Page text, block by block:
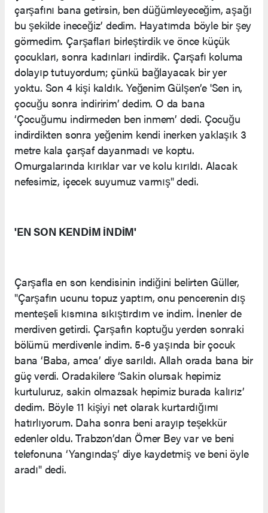
çarşafını bana getirsin, ben düğümleyeceğim, aşağı
bu şekilde ineceğiz’ dedim. Hayatımda böyle bir şey
görmedim. Çarşafları birleştirdik ve önce küçük
çocukları, sonra kadınları indirdik. Çarşafı koluma
dolayıp tutuyordum; çünkü bağlayacak bir yer
yoktu. Son 4 kişi kaldık. Yeğenim Gülşen’e 'Sen in,
çocuğu sonra indiririm’ dedim. O da bana
‘Çocuğumu indirmeden ben inmem’ dedi. Çocuğu
indirdikten sonra yeğenim kendi inerken yaklaşık 3
metre kala çarşaf dayanmadı ve koptu.
Omurgalarında kırıklar var ve kolu kırıldı. Alacak
nefesimiz, içecek suyumuz varmış" dedi.
'EN SON KENDİM İNDİM'
Çarşafla en son kendisinin indiğini belirten Güller,
"Çarşafın ucunu topuz yaptım, onu pencerenin dış
menteşeli kısmına sıkıştırdım ve indim. İnenler de
merdiven getirdi. Çarşafın koptuğu yerden sonraki
bölümü merdivenle indim. 5-6 yaşında bir çocuk
bana ‘Baba, amca’ diye sarıldı. Allah orada bana bir
güç verdi. Oradakilere ‘Sakin olursak hepimiz
kurtuluruz, sakin olmazsak hepimiz burada kalırız’
dedim. Böyle 11 kişiyi net olarak kurtardığımı
hatırlıyorum. Daha sonra beni arayıp teşekkür
edenler oldu. Trabzon’dan Ömer Bey var ve beni
telefonuna ‘Yangındaş’ diye kaydetmiş ve beni öyle
aradı" dedi.